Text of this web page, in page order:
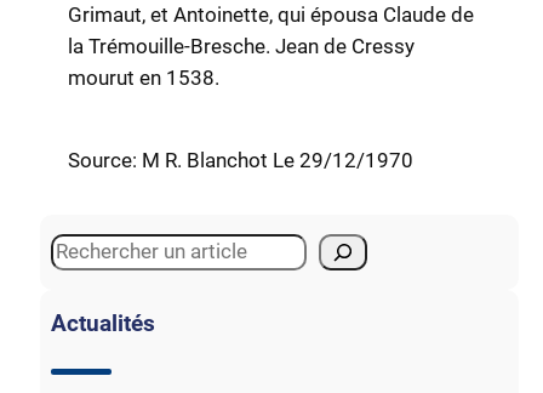
Grimaut, et Antoinette, qui épousa Claude de
la Trémouille-Bresche. Jean de Cressy
mourut en 1538.
Source: M R. Blanchot Le 29/12/1970
S
a
c
Actualités